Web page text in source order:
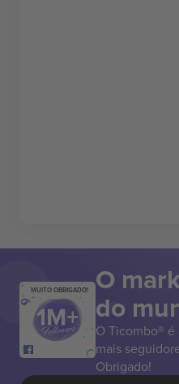
MUITO OBRIGADO! O
do
O Ticombo®
mais
Obrigado!